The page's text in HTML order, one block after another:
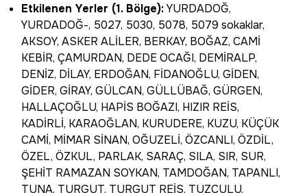
Etkilenen Yerler (1. Bölge):YURDADOĞ,
YURDADOĞ-, 5027, 5030, 5078, 5079 sokaklar,
AKSOY, ASKER ALİLER, BERKAY, BOĞAZ, CAMİ
KEBİR, ÇAMURDAN, DEDE OCAĞI, DEMİRALP,
DENİZ, DİLAY, ERDOĞAN, FİDANOĞLU, GİDEN,
GİDER, GİRAY, GÜLCAN, GÜLLÜBAĞ, GÜRGEN,
HALLAÇOĞLU, HAPİS BOĞAZI, HIZIR REİS,
KADİRLİ, KARAOĞLAN, KURUDERE, KUZU, KÜÇÜK
CAMİ, MİMAR SİNAN, OĞUZELİ, ÖZCANLI, ÖZDİL,
ÖZEL, ÖZKUL, PARLAK, SARAÇ, SILA, SIR, SUR,
ŞEHİT RAMAZAN SOYKAN, TAMDOĞAN, TAPANLI,
TUNA, TURGUT, TURGUT REİS, TUZCULU,